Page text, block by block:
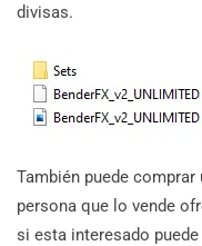
divisas.
También puede
persona que lo vende
si esta interesado